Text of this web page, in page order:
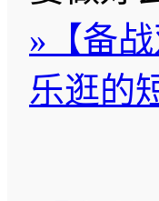
» 【备
乐逛的